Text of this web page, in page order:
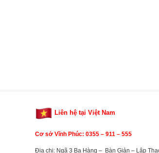
Liên hệ tại Việt Nam
Cơ sở Vĩnh Phúc: 0355 – 911 – 555
Địa chi: Ngã 3 Ba Hàng – Bàn Giản – Lập